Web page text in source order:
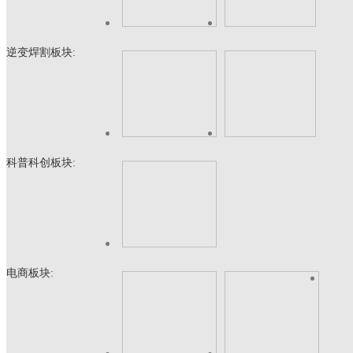
逆变焊割板块:
科普科创板块:
电商板块: